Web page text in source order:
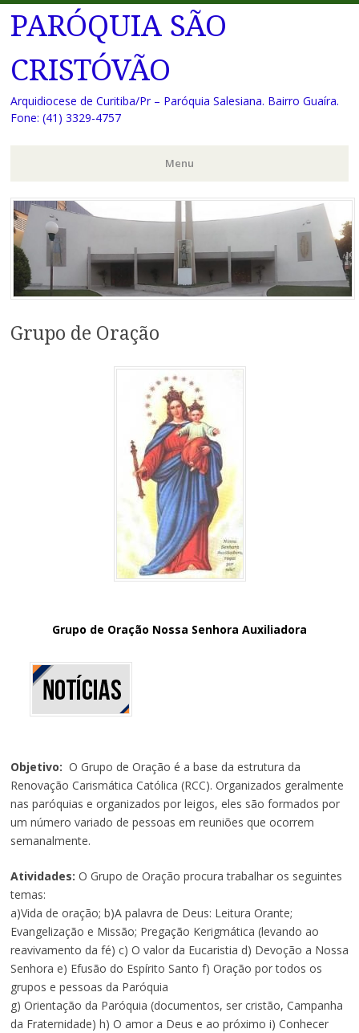
PARÓQUIA SÃO
CRISTÓVÃO
Arquidiocese de Curitiba/Pr – Paróquia Salesiana. Bairro Guaíra.
Fone: (41) 3329-4757
Menu
Pular
para
o
conteúdo
Grupo de Oração
Grupo de Oração Nossa Senhora Auxiliadora
Objetivo: O Grupo de Oração é a base da estrutura da
Renovação Carismática Católica (RCC). Organizados geralmente
nas paróquias e organizados por leigos, eles são formados por
um número variado de pessoas em reuniões que ocorrem
semanalmente.
Atividades: O Grupo de Oração procura trabalhar os seguintes
temas:
a)Vida de oração; b)A palavra de Deus: Leitura Orante;
Evangelização e Missão; Pregação Kerigmática (levando ao
reavivamento da fé) c) O valor da Eucaristia d) Devoção a Nossa
Senhora e) Efusão do Espírito Santo f) Oração por todos os
grupos e pessoas da Paróquia
g) Orientação da Paróquia (documentos, ser cristão, Campanha
da Fraternidade) h) O amor a Deus e ao próximo i) Conhecer